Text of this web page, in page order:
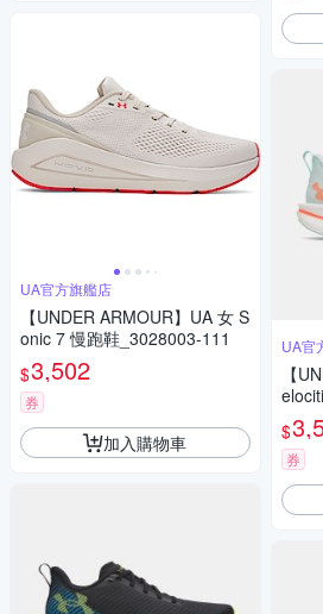
UA官方旗艦店
【UNDER ARMOUR】UA 女 S
onic 7 慢跑鞋_3028003-111
$3,502
券
加入購物車
UA官
【
03
$
券